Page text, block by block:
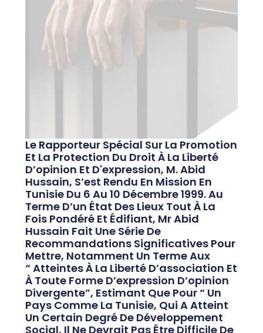
Le Rapporteur Spécial Sur La Promotion
Et La Protection Du Droit À La Liberté
D’opinion Et D'expression, M. Abid
Hussain, S’est Rendu En Mission En
Tunisie Du 6 Au 10 Décembre 1999. Au
Terme D’un État Des Lieux Tout À La
Fois Pondéré Et Édifiant, Mr Abid
Hussain Fait Une Série De
Recommandations Significatives Pour
Mettre, Notamment Un Terme Aux
“ Atteintes À La Liberté D’association Et
À Toute Forme D’expression D’opinion
Divergente”, Estimant Que Pour “ Un
Pays Comme La Tunisie, Qui A Atteint
Un Certain Degré De Développement
Social, Il Ne Devrait Pas Être Difficile De